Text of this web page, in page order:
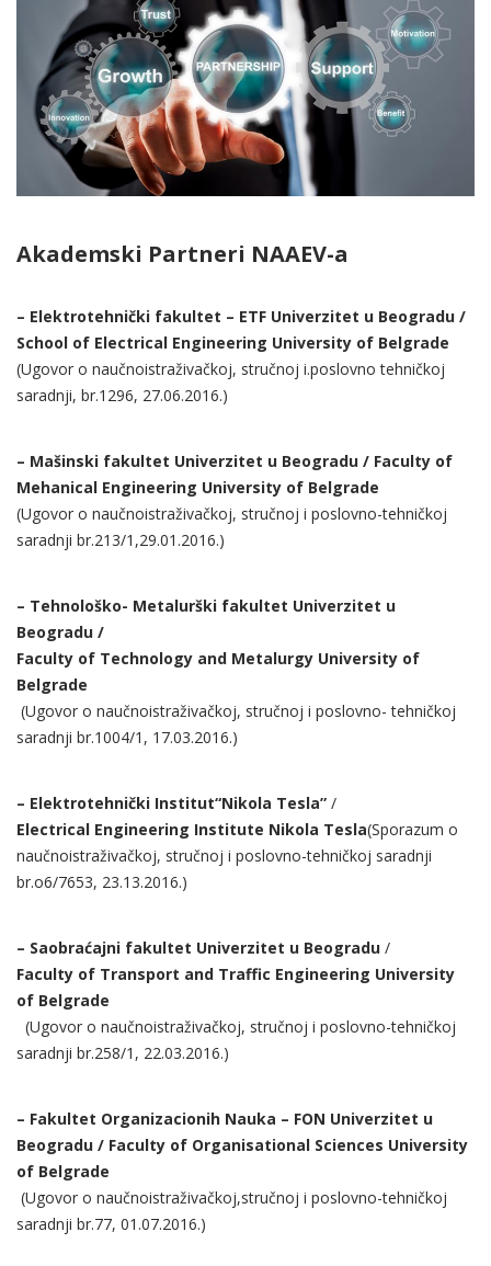
Akademski Partneri NAAEV-a
– Elektrotehnički fakultet – ETF Univerzitet u Beogradu /
School of Electrical Engineering University of Belgrade
(Ugovor o naučnoistraživačkoj, stručnoj i.poslovno tehničkoj
saradnji, br.1296, 27.06.2016.)
– Mašinski fakultet Univerzitet u Beogradu / Faculty of
Mehanical Engineering University of Belgrade
(Ugovor o naučnoistraživačkoj, stručnoj i poslovno-tehničkoj
saradnji br.213/1,29.01.2016.)
– Tehnološko- Metalurški fakultet Univerzitet u
Beogradu /
Faculty of Technology and Metalurgy University of
Belgrade
(Ugovor o naučnoistraživačkoj, stručnoj i poslovno- tehničkoj
saradnji br.1004/1, 17.03.2016.)
– Elektrotehnički Institut“Nikola Tesla” /
Electrical Engineering Institute Nikola Tesla(Sporazum o
naučnoistraživačkoj, stručnoj i poslovno-tehničkoj saradnji
br.o6/7653, 23.13.2016.)
– Saobraćajni fakultet Univerzitet u Beogradu /
Faculty of Transport and Traffic Engineering University
of Belgrade
(Ugovor o naučnoistraživačkoj, stručnoj i poslovno-tehničkoj
saradnji br.258/1, 22.03.2016.)
– Fakultet Organizacionih Nauka – FON Univerzitet u
Beogradu / Faculty of Organisational Sciences University
of Belgrade
(Ugovor o naučnoistraživačkoj,stručnoj i poslovno-tehničkoj
saradnji br.77, 01.07.2016.)